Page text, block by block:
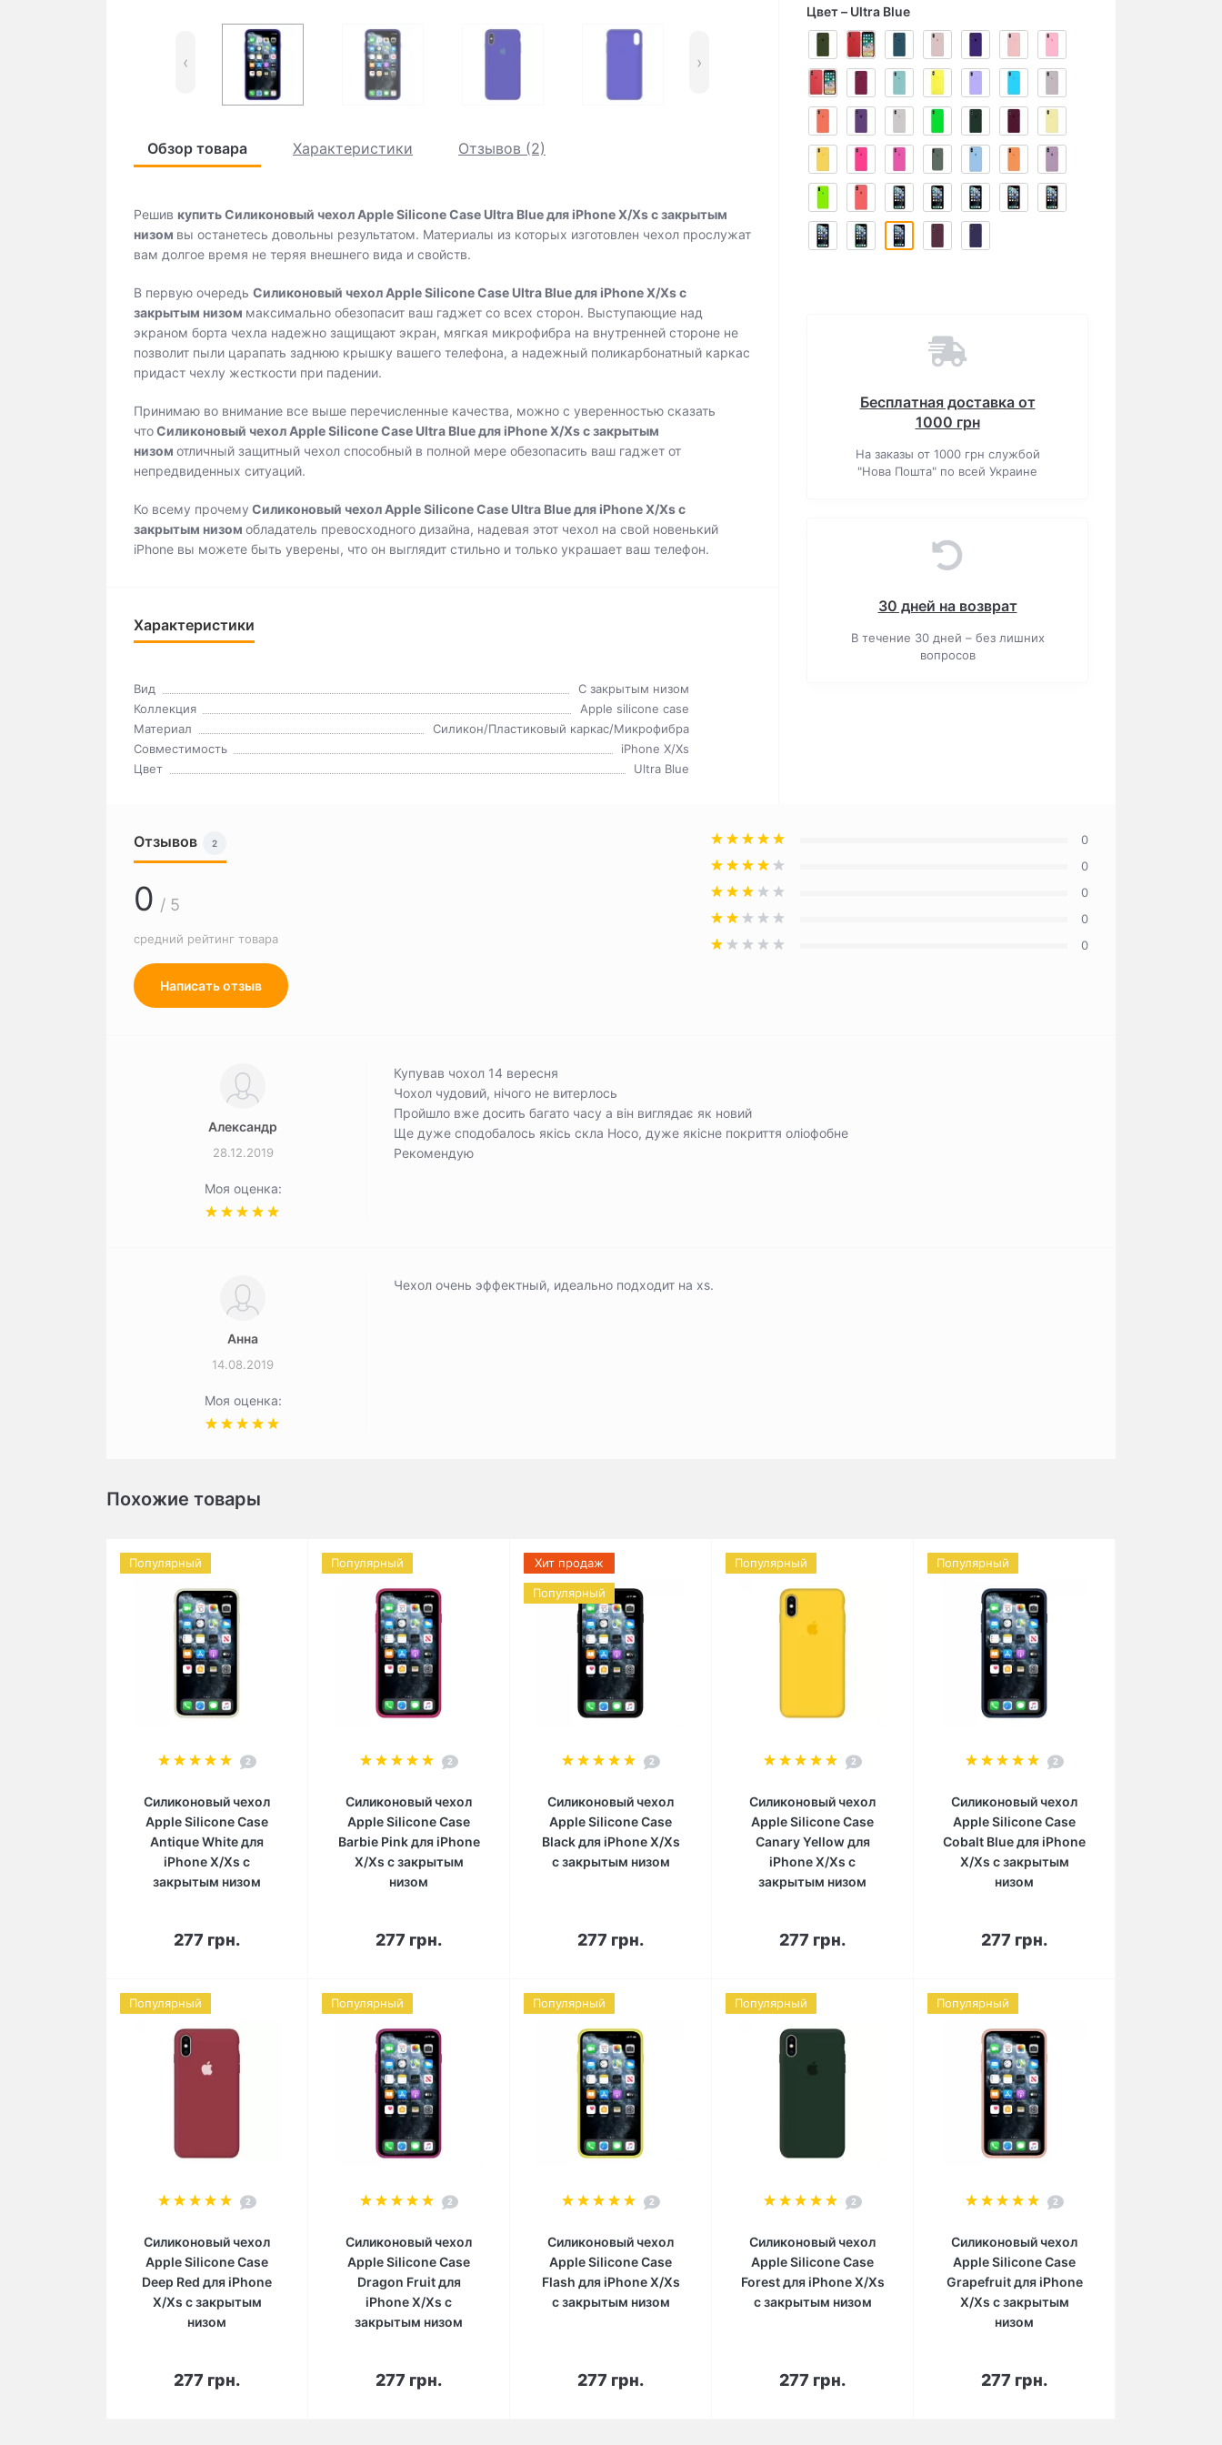
‹ ›
Обзор товара Характеристики Отзывов (2)
Решив купитьСиликоновый чехол Apple Silicone Case Ultra Blue для iPhone X/Xs с закрытым
низом вы останетесь довольны результатом. Материалы из которых изготовлен чехол прослужат
вам долгое время не теряя внешнего вида и свойств.
В первую очередь Силиконовый чехол Apple Silicone Case Ultra Blue для iPhone X/Xs с
закрытым низом максимально обезопасит ваш гаджет со всех сторон. Выступающие над
экраном борта чехла надежно защищают экран, мягкая микрофибра на внутренней стороне не
позволит пыли царапать заднюю крышку вашего телефона, а надежный поликарбонатный каркас
придаст чехлу жесткости при падении.
Принимаю во внимание все выше перечисленные качества, можно с уверенностью сказать
чтоСиликоновый чехол Apple Silicone Case Ultra Blue для iPhone X/Xs с закрытым
низом отличный защитный чехол способный в полной мере обезопасить ваш гаджет от
непредвиденных ситуаций.
Ко всему прочему Силиконовый чехол Apple Silicone Case Ultra Blue для iPhone X/Xs с
закрытым низом обладатель превосходного дизайна, надевая этот чехол на свой новенький
iPhone вы можете быть уверены, что он выглядит стильно и только украшает ваш телефон.
Характеристики
Вид
C закрытым низом
Коллекция
Apple silicone case
Материал
Силикон/Пластиковый каркас/Микрофибра
Совместимость
iPhone X/Xs
Цвет
Ultra Blue
Цвет Ultra Blue
Бесплатная доставка от
1000 грн
На заказы от 1000 грн службой
"Нова Пошта" по всей Украине
30 дней на возврат
В течение 30 дней – без лишних
вопросов
Отзывов 2
0 / 5
средний рейтинг товара
Написать отзыв
0
0
0
0
0
Александр
28.12.2019
Моя оценка:
Купував чохол 14 вересня
Чохол чудовий, нічого не витерлось
Пройшло вже досить багато часу а він виглядає як новий
Ще дуже сподобалось якісь скла Hoco, дуже якісне покриття оліофобне
Рекомендую
Анна
14.08.2019
Моя оценка:
Чехол очень эффектный, идеально подходит на хs.
Похожие товары
Популярный
2
Силиконовый чехол
Apple Silicone Case
Antique White для
iPhone X/Xs с
закрытым низом
277 грн.
Популярный
2
Силиконовый чехол
Apple Silicone Case
Barbie Pink для iPhone
X/Xs с закрытым
низом
277 грн.
Хит продаж
Популярный
2
Силиконовый чехол
Apple Silicone Case
Black для iPhone X/Xs
с закрытым низом
277 грн.
Популярный
2
Силиконовый чехол
Apple Silicone Case
Canary Yellow для
iPhone X/Xs с
закрытым низом
277 грн.
Популярный
2
Силиконовый чехол
Apple Silicone Case
Cobalt Blue для iPhone
X/Xs с закрытым
низом
277 грн.
Популярный
2
Силиконовый чехол
Apple Silicone Case
Deep Red для iPhone
X/Xs с закрытым
низом
277 грн.
Популярный
2
Силиконовый чехол
Apple Silicone Case
Dragon Fruit для
iPhone X/Xs с
закрытым низом
277 грн.
Популярный
2
Силиконовый чехол
Apple Silicone Case
Flash для iPhone X/Xs
с закрытым низом
277 грн.
Популярный
2
Силиконовый чехол
Apple Silicone Case
Forest для iPhone X/Xs
с закрытым низом
277 грн.
Популярный
2
Силиконовый чехол
Apple Silicone Case
Grapefruit для iPhone
X/Xs с закрытым
низом
277 грн.